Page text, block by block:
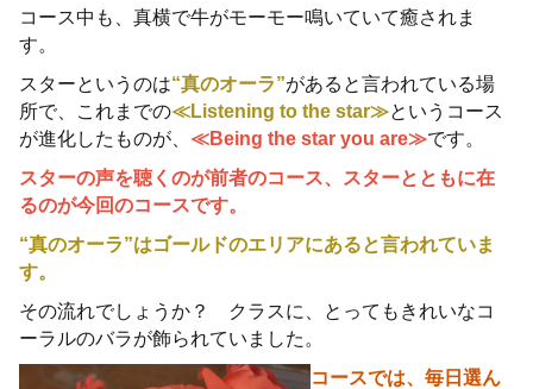
コース中も、真横で牛がモーモー鳴いていて癒されま
す。
スターというのは“真のオーラ”があると言われている場
所で、これまでの≪Listening to the star≫というコース
が進化したものが、≪Being the star you are≫です。
スターの声を聴くのが前者のコース、スターとともに在
るのが今回のコースです。
“真のオーラ”はゴールドのエリアにあると言われていま
す。
その流れでしょうか？ クラスに、とってもきれいなコ
ーラルのバラが飾られていました。
コースでは、毎日選ん